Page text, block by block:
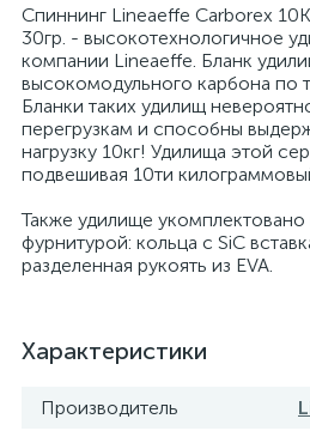
Спиннинг Lineaeffe Carborex
30гр. - высокотехнологичное
компании Lineaeffe. Бланк
высокомодульного карбона по
Бланки таких удилищ
перегрузкам и способны
нагрузку 10кг! Удилища этой
подвешивая 10ти
Также удилище
фурнитурой: кольца с SiC
разделенная рукоять из EVA.
Характеристики
Производитель